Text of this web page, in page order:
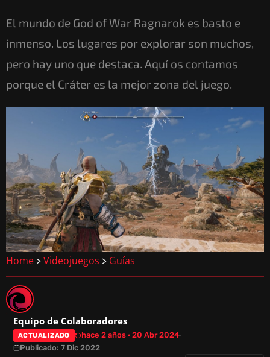
El mundo de God of War Ragnarok es basto e
inmenso. Los lugares por explorar son muchos,
pero hay uno que destaca. Aquí os contamos
porque el Cráter es la mejor zona del juego.
Home > Videojuegos > Guías
Equipo de Colaboradores
ACTUALIZADO
hace 2 años · 20 Abr 2024
Publicado: 7 Dic 2022